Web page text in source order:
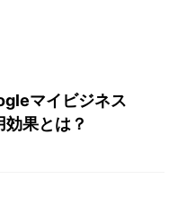
マイビジネス
果とは？